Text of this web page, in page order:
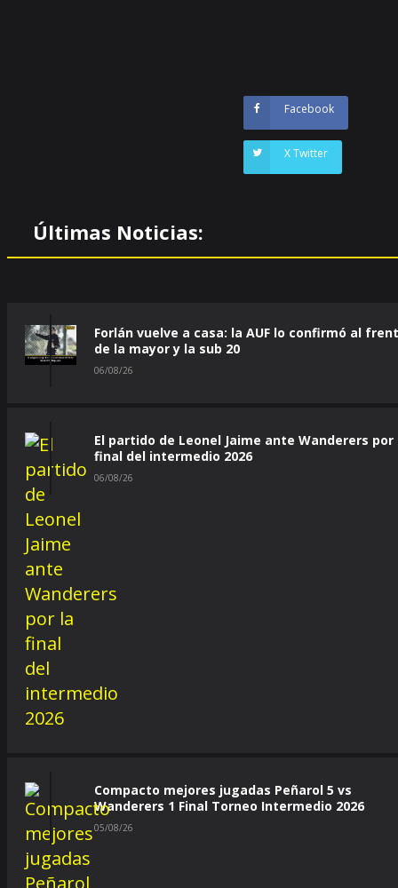
Facebook
X Twitter
Últimas Noticias:
Forlán vuelve a casa: la AUF lo confirmó al
de la mayor y la sub 20
06/08/26
El partido de Leonel Jaime ante Wanderers por
final del intermedio 2026
06/08/26
Compacto mejores jugadas Peñarol 5 vs
Wanderers 1 Final Torneo Intermedio 2026
05/08/26